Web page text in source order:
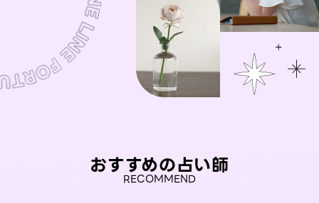
おすすめの占い師
RECOMMEND